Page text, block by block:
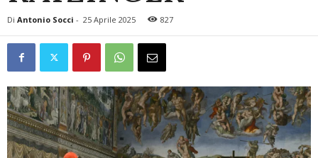
Di Antonio Socci - 25 Aprile 2025 827